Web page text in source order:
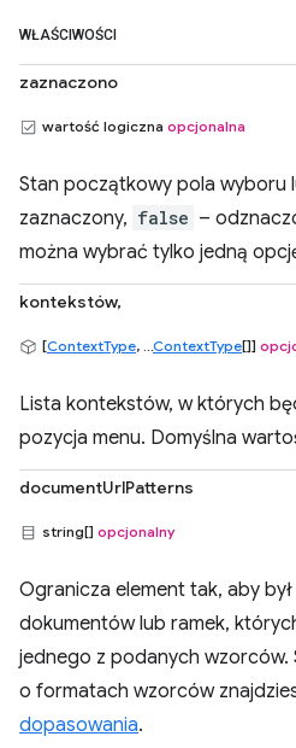
WŁAŚCIWOŚCI
zaznaczono
wartość logiczna opcjonalna
Stan początkowy pola wyboru
zaznaczony, false –
można wybrać tylko jedną
kontekstów,
[ContextType, ...ContextType[]]
Lista kontekstów, w których
pozycja menu. Domyślna
documentUrlPatterns
string[] opcjonalny
Ogranicza element tak, aby
dokumentów lub ramek,
jednego z podanych wzorców.
o formatach wzorców
dopasowania.